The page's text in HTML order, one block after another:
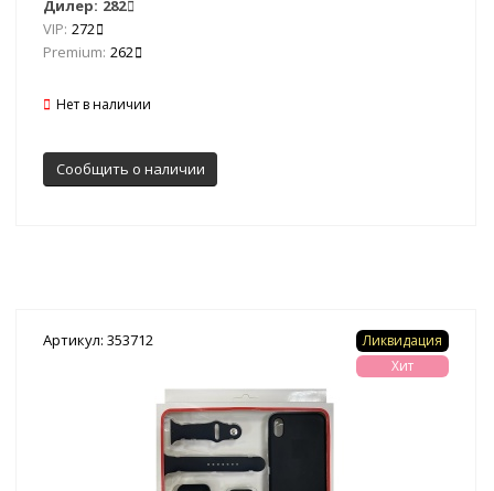
Дилер: 282
VIP: 272
Premium: 262
Нет в наличии
Сообщить о наличии
Артикул: 353712
Ликвидация
Хит